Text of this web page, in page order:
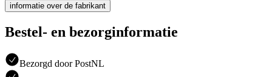
informatie over de fabrikant
Bestel- en bezorginformatie
Bezorgd door PostNL